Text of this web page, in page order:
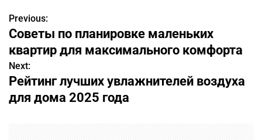
Н
а
в
и
Previous:
Советы по планировке маленьких
квартир для максимального комфорта
Next:
Рейтинг лучших увлажнителей воздуха
для дома 2025 года